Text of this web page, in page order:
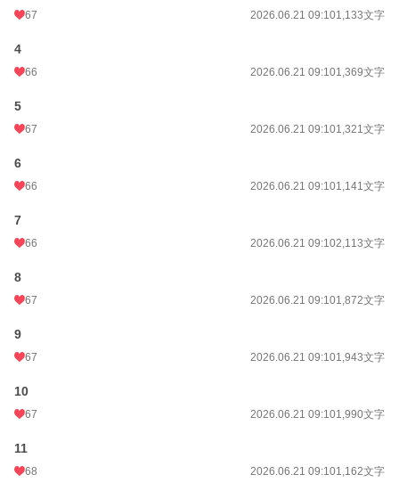
67 2026.06.21 09:101,133文字
4
66 2026.06.21 09:101,369文字
5
67 2026.06.21 09:101,321文字
6
66 2026.06.21 09:101,141文字
7
66 2026.06.21 09:102,113文字
8
67 2026.06.21 09:101,872文字
9
67 2026.06.21 09:101,943文字
10
67 2026.06.21 09:101,990文字
11
68 2026.06.21 09:101,162文字